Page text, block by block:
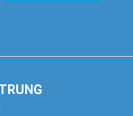
– Tại HN (024) 6256